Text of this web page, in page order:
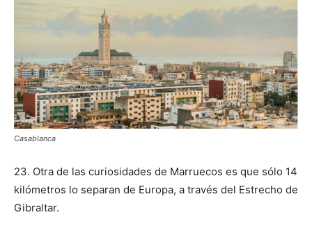
Casablanca
23. Otra de las curiosidades de Marruecos es que sólo 14
kilómetros lo separan de Europa, a través del Estrecho de
Gibraltar.